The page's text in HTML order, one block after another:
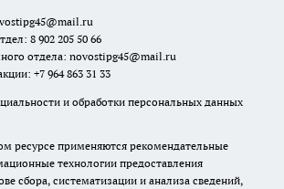
8 902 205 50 66
отдела: novostipg45@mail.ru
+7 964 863 31 33
и обработки персональных данных
ресурсе применяются рекомендательные
технологии предоставления
сбора, систематизации и анализа сведений,